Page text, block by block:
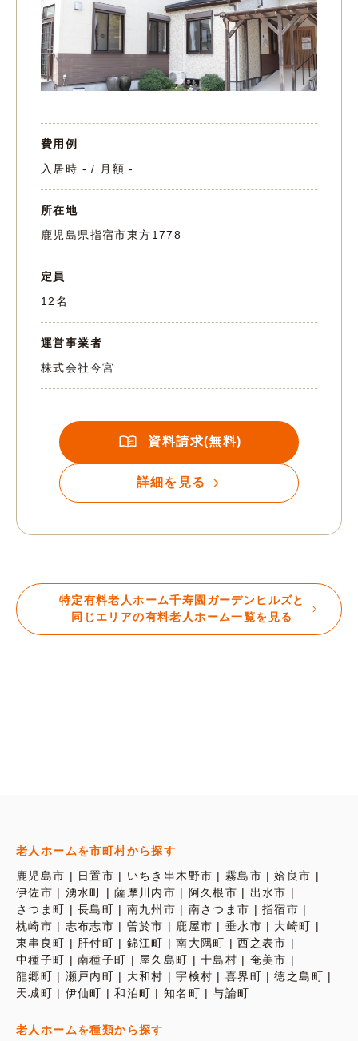
費用例
入居時 - / 月額 -
所在地
鹿児島県指宿市東方1778
定員
12名
運営事業者
株式会社今宮
資料請求(無料)
詳細を見る
特定有料老人ホーム千寿園ガーデンヒルズと
同じエリアの有料老人ホーム一覧を見る
老人ホームを市町村から探す
鹿児島市
日置市 いちき串木野市 霧島市
姶良市
伊佐市
湧水町 薩摩川内市 阿久根市
出水市
さつま町
長島町 南九州市 南さつま市
指宿市
枕崎市
志布志市 曽於市 鹿屋市 垂水市
大崎町
東串良町
肝付町 錦江町 南大隅町
西之表市
中種子町
南種子町 屋久島町 十島村
奄美市
龍郷町
瀬戸内町 大和村 宇検村 喜界町
徳之島町
天城町
伊仙町 和泊町 知名町 与論町
老人ホームを種類から探す